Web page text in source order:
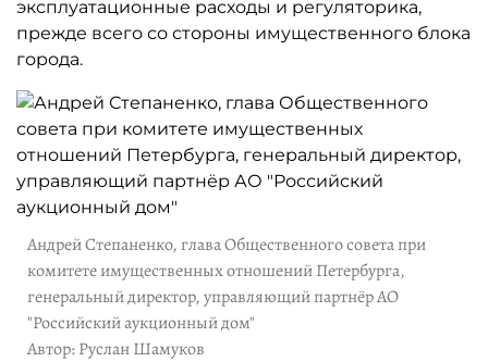
эксплуатационные расходы и регуляторика,
прежде всего со стороны имущественного блока
города.
Андрей Степаненко, глава Общественного совета при
комитете имущественных отношений Петербурга,
генеральный директор, управляющий партнёр АО
"Российский аукционный дом"
Автор: Руслан Шамуков